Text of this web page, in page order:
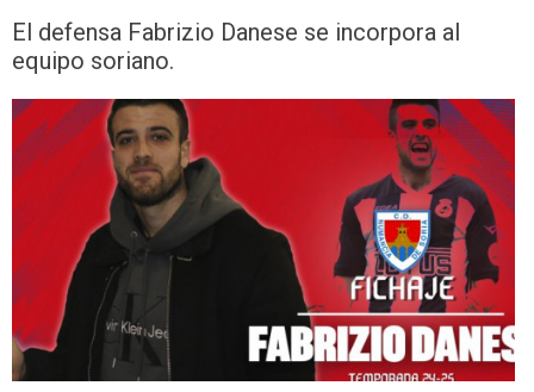
El defensa Fabrizio Danese se incorpora al
equipo soriano.